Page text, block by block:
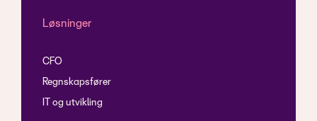
Løsninger
CFO
Regnskapsfører
IT og utvikling